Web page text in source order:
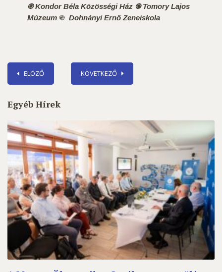
֍Kondor Béla Közösségi Ház ֍Tomory Lajos
Múzeum ֍ Dohnányi Ernő Zeneiskola
ELÖZŐ KÖVETKEZŐ
Egyéb Hírek